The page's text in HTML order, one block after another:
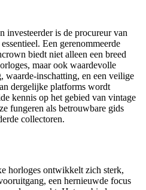
investeerder is de procureur van
Een gerenommeerde
biedt niet alleen een breed
maar ook waardevolle
waarde-inschatting, en een veilige
dergelijke platforms wordt
kennis op het gebied van vintage
fungeren als betrouwbare gids
collectoren.
horloges ontwikkelt zich sterk,
een hernieuwde focus